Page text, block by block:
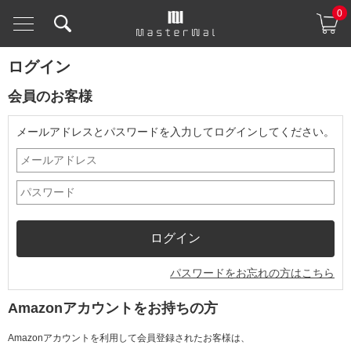
0
ログイン
会員のお客様
メールアドレスとパスワードを入力してログインしてください。
パスワードをお忘れの方はこちら
Amazonアカウントをお持ちの方
Amazonアカウントを利用して会員登録されたお客様は、